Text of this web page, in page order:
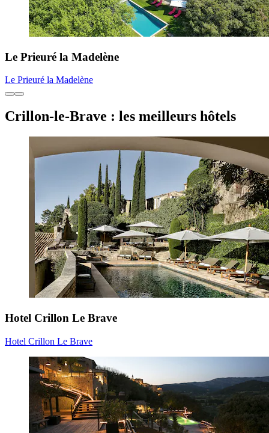
Le Prieuré la Madelène
Le Prieuré la Madelène
Crillon-le-Brave : les meilleurs hôtels
Hotel Crillon Le Brave
Hotel Crillon Le Brave